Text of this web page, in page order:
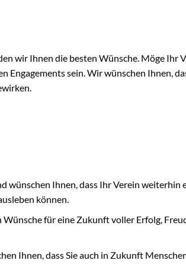
wir Ihnen die besten Wünsche. Möge Ihr
Engagements sein. Wir wünschen Ihnen,
wünschen Ihnen, dass Ihr Verein weiterhin
können.
für eine Zukunft voller Erfolg,
Ihnen, dass Sie auch in Zukunft